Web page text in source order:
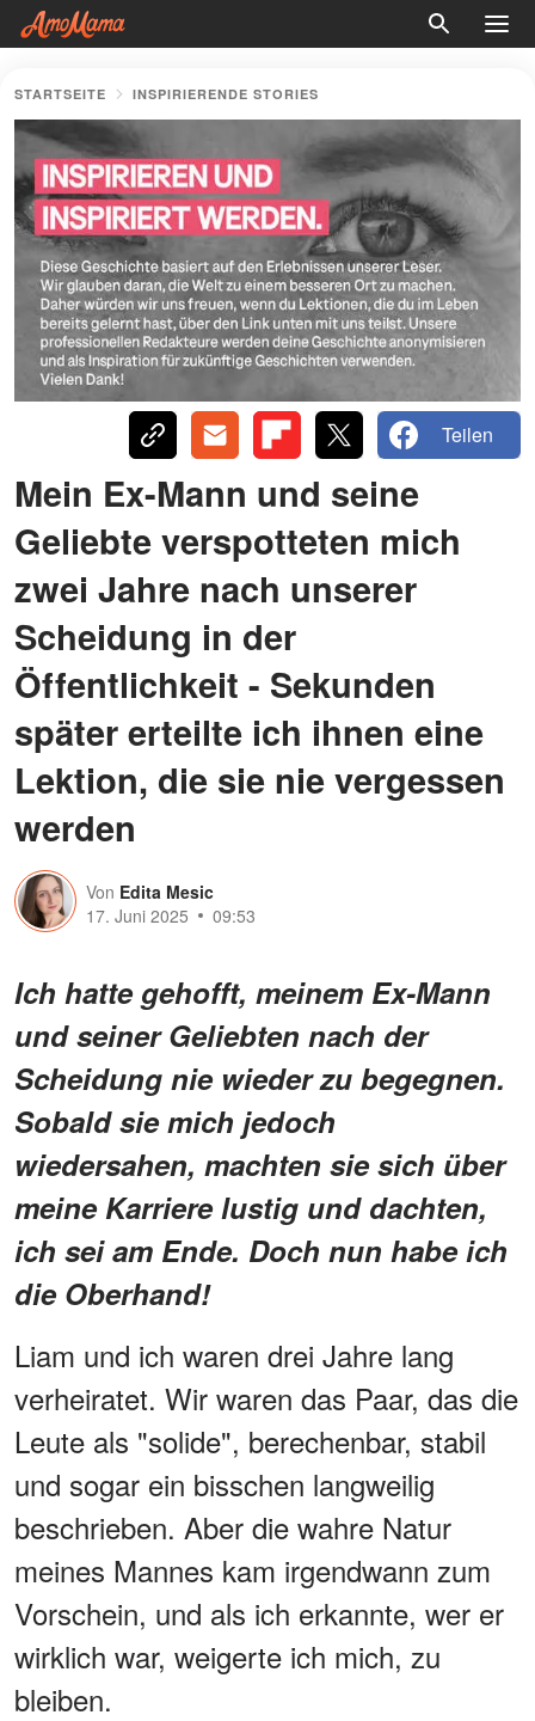
STARTSEITE INSPIRIERENDE STORIES
Teilen
Mein Ex-Mann und seine
Geliebte verspotteten mich
zwei Jahre nach unserer
Scheidung in der
Öffentlichkeit - Sekunden
später erteilte ich ihnen eine
Lektion, die sie nie vergessen
werden
Von Edita Mesic
17. Juni 2025
09:53
Ich hatte gehofft, meinem Ex-Mann
und seiner Geliebten nach der
Scheidung nie wieder zu begegnen.
Sobald sie mich jedoch
wiedersahen, machten sie sich über
meine Karriere lustig und dachten,
ich sei am Ende. Doch nun habe ich
die Oberhand!
Liam und ich waren drei Jahre lang
verheiratet. Wir waren das Paar, das die
Leute als "solide", berechenbar, stabil
und sogar ein bisschen langweilig
beschrieben. Aber die wahre Natur
meines Mannes kam irgendwann zum
Vorschein, und als ich erkannte, wer er
wirklich war, weigerte ich mich, zu
bleiben.